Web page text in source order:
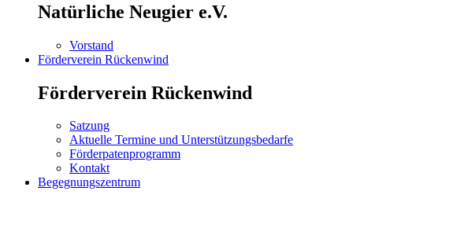
Natürliche Neugier e.V.
Vorstand
Förderverein Rückenwind
Förderverein Rückenwind
Satzung
Aktuelle Termine und Unterstützungsbedarfe
Förderpatenprogramm
Kontakt
Begegnungszentrum